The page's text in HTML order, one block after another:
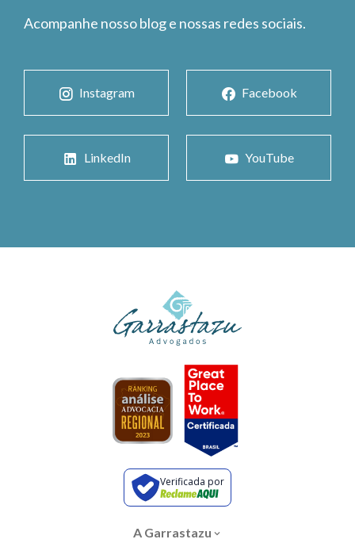
Acompanhe nosso blog e nossas redes sociais.
Instagram Facebook
LinkedIn YouTube
Verificada por
A Garrastazu